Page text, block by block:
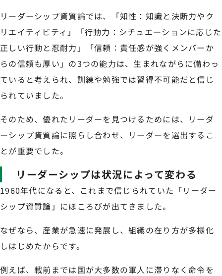
リーダーシップ資質論では、「知性：知識と決断力やク
リエイティビティ」「行動力：シチュエーションに応じた
正しい行動と忍耐力」「信頼：責任感が強くメンバーか
らの信頼も厚い」の3つの能力は、生まれながらに備わっ
ていると考えられ、訓練や勉強では習得不可能だと信じ
られていました。
そのため、優れたリーダーを見つけるためには、リーダ
ーシップ資質論に照らし合わせ、リーダーを選出するこ
とが重要でした。
リーダーシップは状況によって変わる
1960年代になると、これまで信じられていた「リーダー
シップ資質論」にほころびが出てきました。
なぜなら、産業が急速に発展し、組織の在り方が多様化
しはじめたからです。
例えば、戦前までは国が大多数の軍人に滞りなく命令を